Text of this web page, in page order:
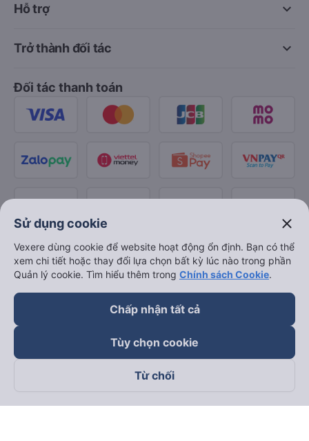
keyboard_arrow_down
Hỗ trợ
keyboard_arrow_down
Trở thành đối tác
Đối tác thanh toán
Theo dõi chúng tôi trên
Sử dụng cookie close
Vexere dùng cookie để website hoạt động ổn định. Bạn có thể
xem chi tiết hoặc thay đổi lựa chọn bất kỳ lúc nào trong phần
Quản lý cookie. Tìm hiểu thêm trong Chính sách Cookie.
Chấp nhận tất cả
Tùy chọn cookie
Từ chối